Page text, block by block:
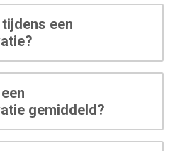
een
gemiddeld?